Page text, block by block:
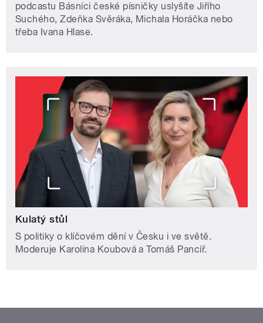
podcastu Básníci české písničky uslyšíte Jiřího
Suchého, Zdeňka Svěráka, Michala Horáčka nebo
třeba Ivana Hlase.
Kulatý stůl
S politiky o klíčovém dění v Česku i ve světě.
Moderuje Karolína Koubová a Tomáš Pancíř.